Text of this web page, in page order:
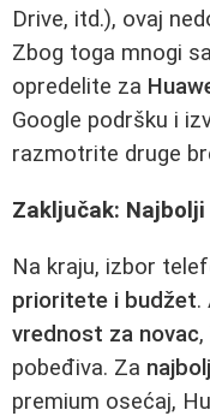
Drive, itd.), ovaj
Zbog toga mnogi
opredelite za
Google podršku i
razmotrite druge
Zaključak: Najbolji
Na kraju, izbor
prioritete i budžet.
vrednost za novac
pobeđiva. Za
premium osećaj,